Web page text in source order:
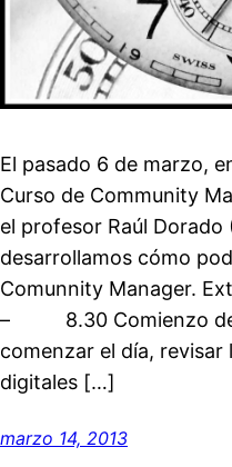
El pasado 6 de marzo,
Curso de Community
el profesor Raúl Dorado
desarrollamos cómo
Comunnity Manager.
– 8.30 Comienzo de
comenzar el día,
digitales […]
marzo 14, 2013